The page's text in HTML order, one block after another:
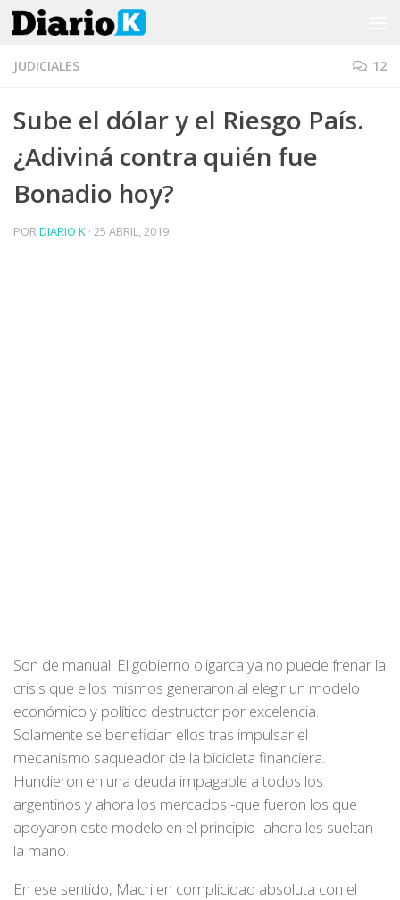
Saltar al contenido
JUDICIALES 12
Sube el dólar y el Riesgo País.
¿Adiviná contra quién fue
Bonadio hoy?
PORDIARIO K · 25 ABRIL, 2019
Son de manual. El gobierno oligarca ya no puede frenar la
crisis que ellos mismos generaron al elegir un modelo
económico y político destructor por excelencia.
Solamente se benefician ellos tras impulsar el
mecanismo saqueador de la bicicleta financiera.
Hundieron en una deuda impagable a todos los
argentinos y ahora los mercados -que fueron los que
apoyaron este modelo en el principio- ahora les sueltan
la mano.
En ese sentido, Macri en complicidad absoluta con el